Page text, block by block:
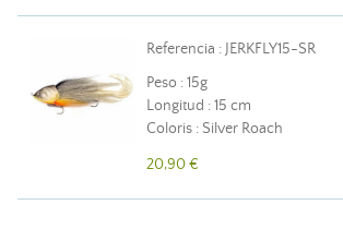
Referencia : JERKFLY15-SR
Peso : 15g
Longitud : 15 cm
Coloris : Silver Roach
20,90 €